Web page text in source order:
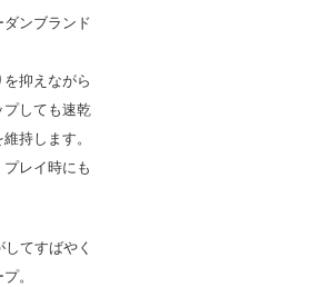
ンブランド
抑えながら
プしても速乾
持します。
レイ時にも
てすばやく
。